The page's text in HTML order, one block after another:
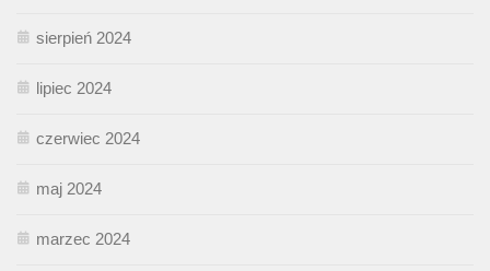
sierpień 2024
lipiec 2024
czerwiec 2024
maj 2024
marzec 2024